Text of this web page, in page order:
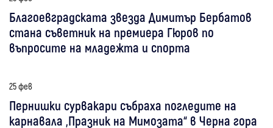
Благоевградската звезда Димитър Бербатов
стана съветник на премиера Гюров по
въпросите на младежта и спорта
25 фев
Пернишки сурвакари събраха погледите на
карнавала „Празник на Мимозата“ в Черна гора